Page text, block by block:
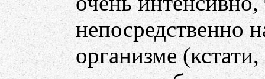
непосредственно
организме